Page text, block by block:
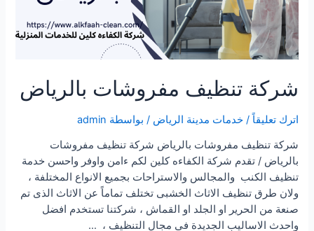
شركة تنظيف مفروشات بالرياض
اترك تعليقاً /خدمات مدينة الرياض / بواسطة admin
شركة تنظيف مفروشات بالرياض شركة تنظيف مفروشات
بالرياض / تقدم شركة الكفاءه كلين لكم ءامن واوفر واحسن خدمة
تنظيف الكنب والمجالس والاستراحات بجميع الانواع المختلفة ،
ولان طرق تنظيف الاثاث الخشبى تختلف تماماً عن الاثاث الذى تم
صنعة من الحرير او الجلد او القماش ، شركتنا تستخدم افضل
واحدث الاساليب الجديدة فى مجال التنظيف ، …